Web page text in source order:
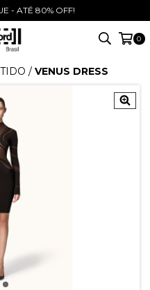
- ATÉ 80% OFF!
0
/ VENUS DRESS